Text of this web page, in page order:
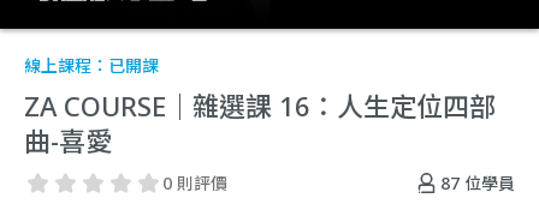
線上課程： 已開課
ZA COURSE｜雜選課 16：人生定位四部
曲-喜愛
87 位學員
0 則評價